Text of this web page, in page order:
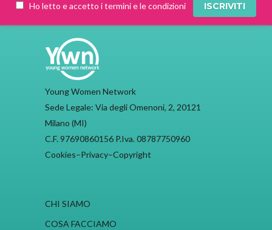
Ho letto e accetto i termini e le condizioni
Young Women Network
Sede Legale: Via degli Omenoni, 2, 20121
Milano (MI)
C.F. 97690860156 P.Iva. 08787750960
Cookies–Privacy–Copyright
CHI SIAMO
COSA FACCIAMO